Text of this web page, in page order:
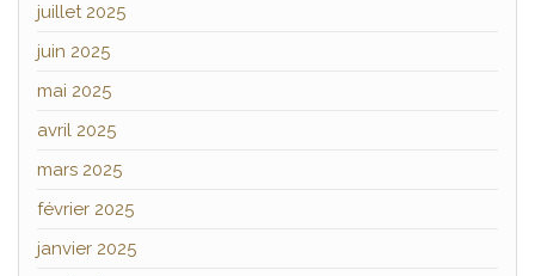
juillet 2025
juin 2025
mai 2025
avril 2025
mars 2025
février 2025
janvier 2025